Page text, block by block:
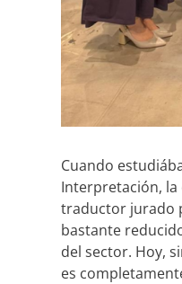
Cuando
Interpretación, la
traductor jurado
bastante
del sector. Hoy,
es